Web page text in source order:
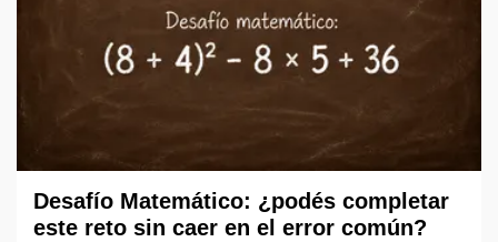
Desafío Matemático: ¿podés completar
este reto sin caer en el error común?